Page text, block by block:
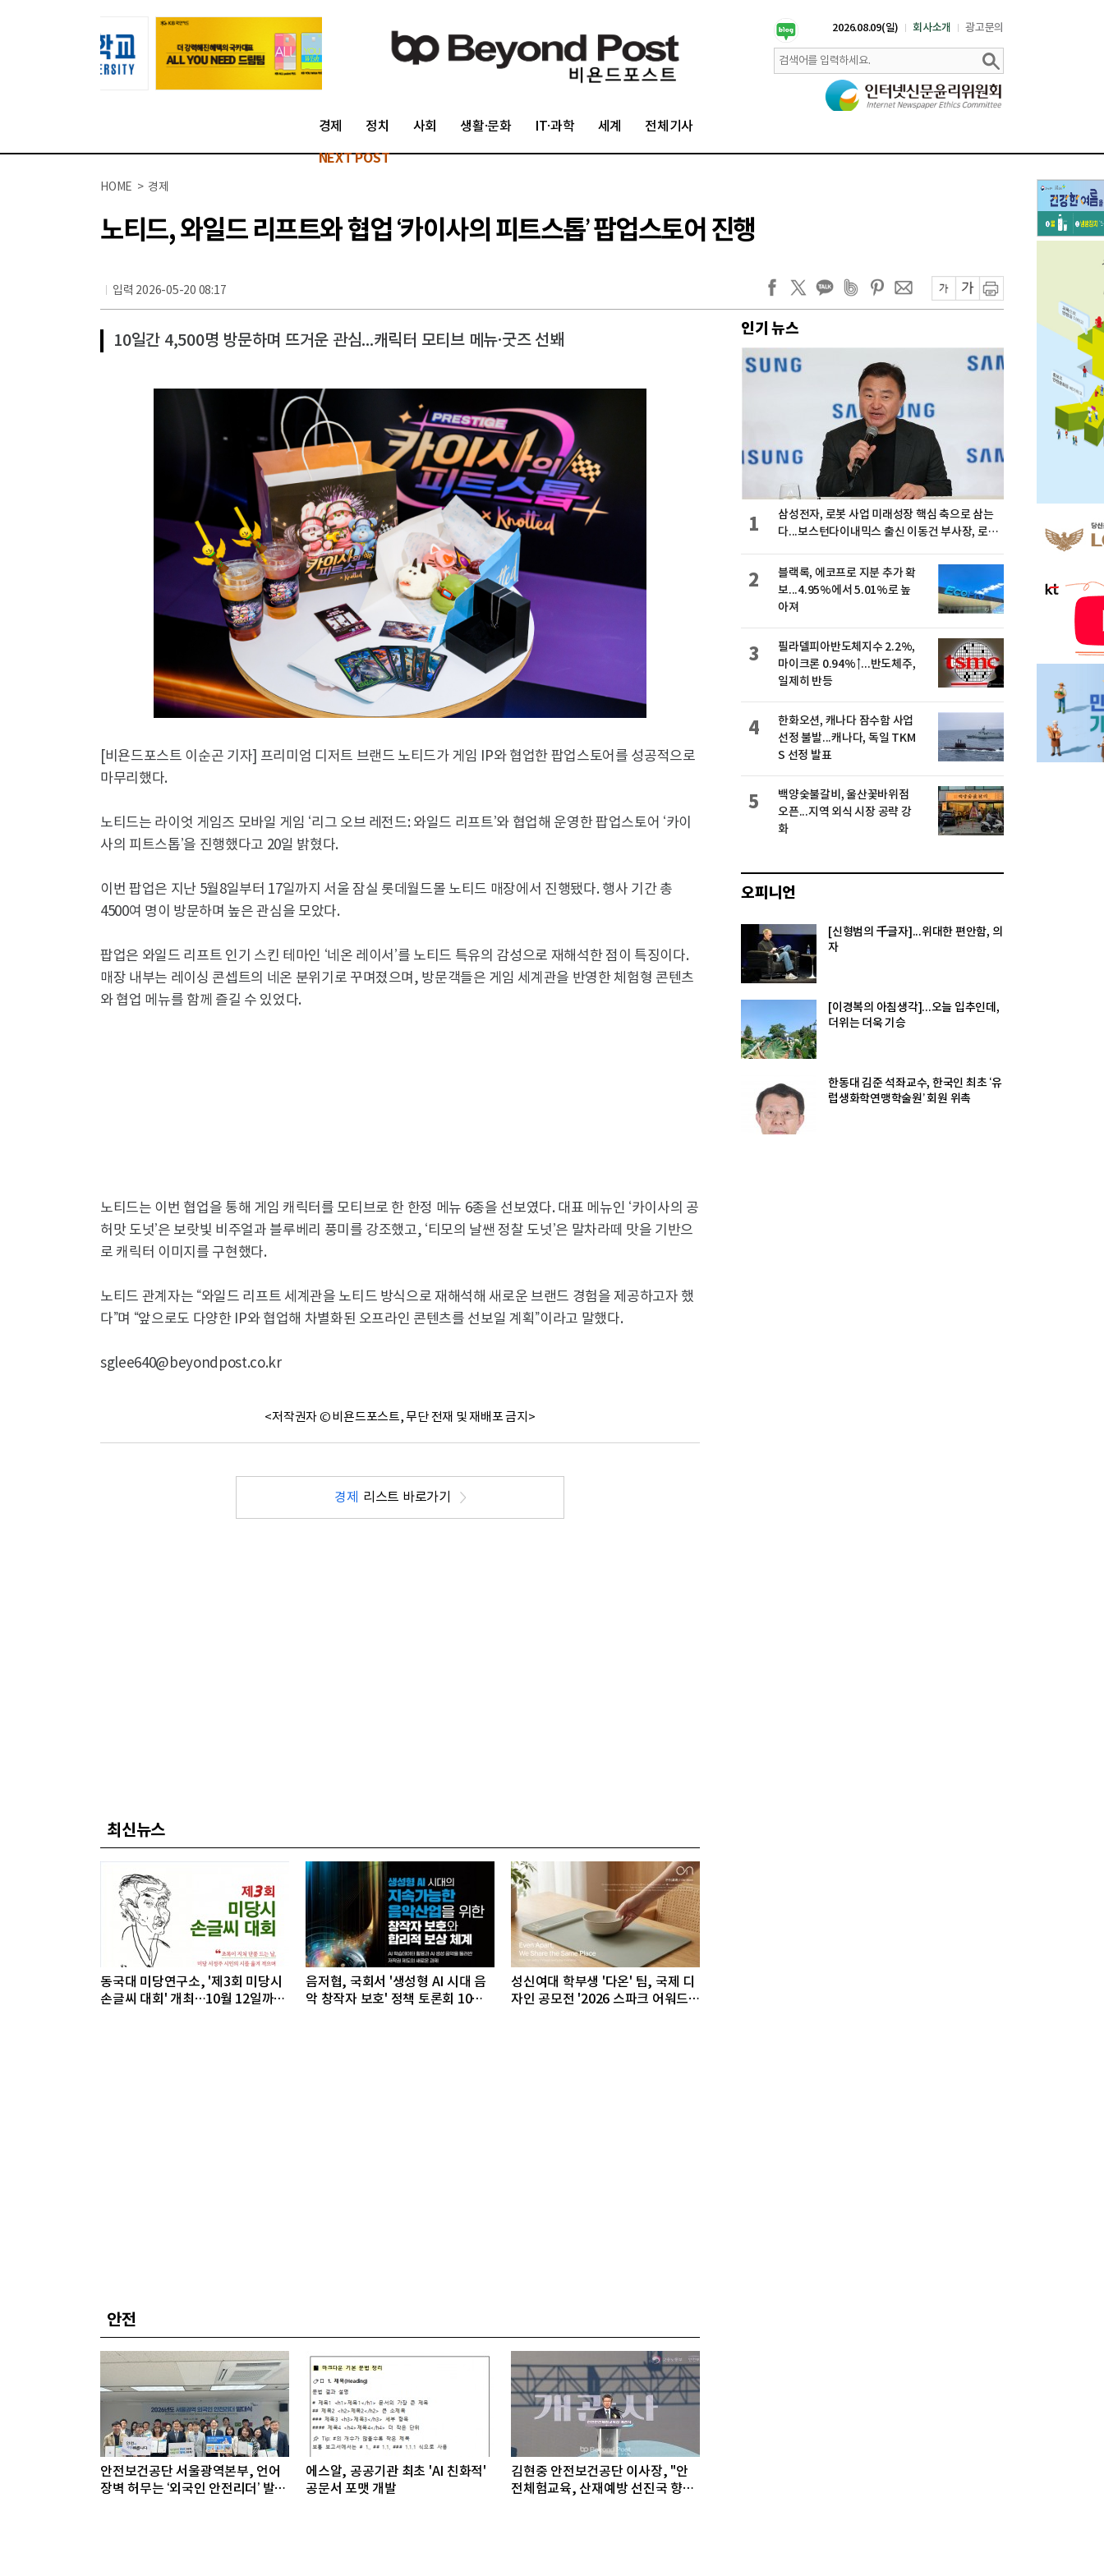
2026.08.09(일) 회사소개 광고문의
경제 정치 사회 생활·문화 IT·과학 세계 전체기사
NEXT POST
HOME > 경제
노티드, 와일드 리프트와 협업 ‘카이사의 피트스톱’ 팝업스토어 진행
입력 2026-05-20 08:17
10일간 4,500명 방문하며 뜨거운 관심...캐릭터 모티브 메뉴·굿즈 선봬
[비욘드포스트 이순곤 기자] 프리미엄 디저트 브랜드 노티드가 게임 IP와 협업한 팝업스토어를 성공적으로
마무리했다.
노티드는 라이엇 게임즈 모바일 게임 ‘리그 오브 레전드: 와일드 리프트’와 협업해 운영한 팝업스토어 ‘카이
사의 피트스톱’을 진행했다고 20일 밝혔다.
이번 팝업은 지난 5월8일부터 17일까지 서울 잠실 롯데월드몰 노티드 매장에서 진행됐다. 행사 기간 총
4500여 명이 방문하며 높은 관심을 모았다.
팝업은 와일드 리프트 인기 스킨 테마인 ‘네온 레이서’를 노티드 특유의 감성으로 재해석한 점이 특징이다.
매장 내부는 레이싱 콘셉트의 네온 분위기로 꾸며졌으며, 방문객들은 게임 세계관을 반영한 체험형 콘텐츠
와 협업 메뉴를 함께 즐길 수 있었다.
노티드는 이번 협업을 통해 게임 캐릭터를 모티브로 한 한정 메뉴 6종을 선보였다. 대표 메뉴인 ‘카이사의 공
허맛 도넛’은 보랏빛 비주얼과 블루베리 풍미를 강조했고, ‘티모의 날쌘 정찰 도넛’은 말차라떼 맛을 기반으
로 캐릭터 이미지를 구현했다.
노티드 관계자는 “와일드 리프트 세계관을 노티드 방식으로 재해석해 새로운 브랜드 경험을 제공하고자 했
다”며 “앞으로도 다양한 IP와 협업해 차별화된 오프라인 콘텐츠를 선보일 계획”이라고 말했다.
sglee640@beyondpost.co.kr
<저작권자 © 비욘드포스트, 무단 전재 및 재배포 금지>
경제 리스트 바로가기
최신뉴스
동국대 미당연구소, '제3회 미당시
손글씨 대회' 개최…10월 12일까지
음저협, 국회서 '생성형 AI 시대 음
악 창작자 보호' 정책 토론회 10일
성신여대 학부생 '다온' 팀, 국제 디
자인 공모전 '2026 스파크 어워드'
안전
안전보건공단 서울광역본부, 언어
장벽 허무는 ‘외국인 안전리더’ 발대
에스알, 공공기관 최초 'AI 친화적'
공문서 포맷 개발
김현중 안전보건공단 이사장, "안
전체험교육, 산재예방 선진국 향한
인기 뉴스
삼성전자, 로봇 사업 미래성장 핵심 축으로 삼는
다...보스턴다이내믹스 출신 이동건 부사장, 로보
1
블랙록, 에코프로 지분 추가 확
보...4.95%에서 5.01%로 높
아져
2
필라델피아반도체지수 2.2%,
마이크론 0.94%↑...반도체주,
일제히 반등
3
한화오션, 캐나다 잠수함 사업
선정 불발...캐나다, 독일 TKM
S 선정 발표
4
백양숯불갈비, 울산꽃바위점
오픈...지역 외식 시장 공략 강
화
5
오피니언
[신형범의 千글자]...위대한 편안함, 의
자
[이경복의 아침생각]...오늘 입추인데,
더위는 더욱 기승
한동대 김준 석좌교수, 한국인 최초 ‘유
럽생화학연맹학술원’ 회원 위촉